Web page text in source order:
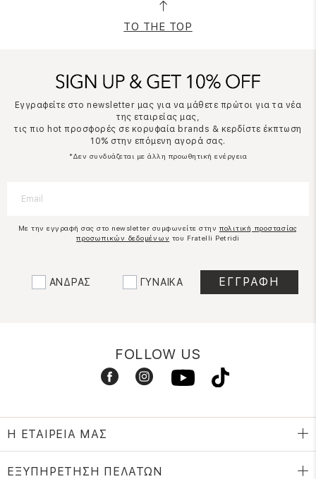
TO THE TOP
Εγγραφείτε στο newsletter μας για να μάθετε πρώτοι για τα νέα
της εταιρείας μας,
τις πιο hot προσφορές σε κορυφαία brands & κερδίστε έκπτωση
10% στην επόμενη αγορά σας.
*Δεν συνδυάζεται με άλλη προωθητική ενέργεια
Με την εγγραφή σας στο newsletter συμφωνείτε στην πολιτική προστασίας
προσωπικών δεδομένων του Fratelli Petridi
ΑΝΔΡΑΣ ΓΥΝΑΙΚΑ
FOLLOW US
Η ΕΤΑΙΡΕΙΑ ΜΑΣ
ΕΞΥΠΗΡΕΤΗΣΗ ΠΕΛΑΤΩΝ